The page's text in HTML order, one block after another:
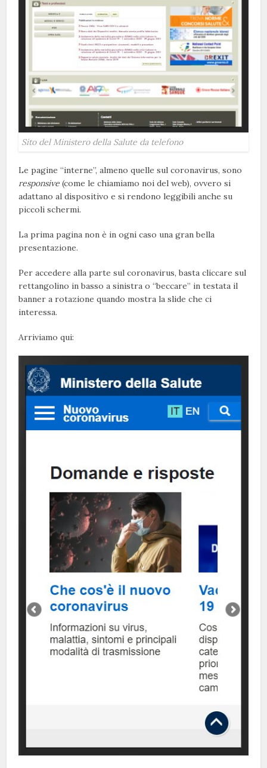
Sito del Ministero della Salute da telefono
Le pagine “interne”, almeno quelle sul coronavirus, sono
responsive (come le chiamiamo noi del web), ovvero si
adattano al dispositivo e si rendono leggibili anche su
piccoli schermi.
La prima pagina non è in ogni caso una gran bella
presentazione.
Per accedere alla parte sul coronavirus, basta cliccare sul
rettangolino in basso a sinistra o “beccare” in testata il
banner a rotazione quando mostra la slide che ci
interessa.
Arriviamo qui: